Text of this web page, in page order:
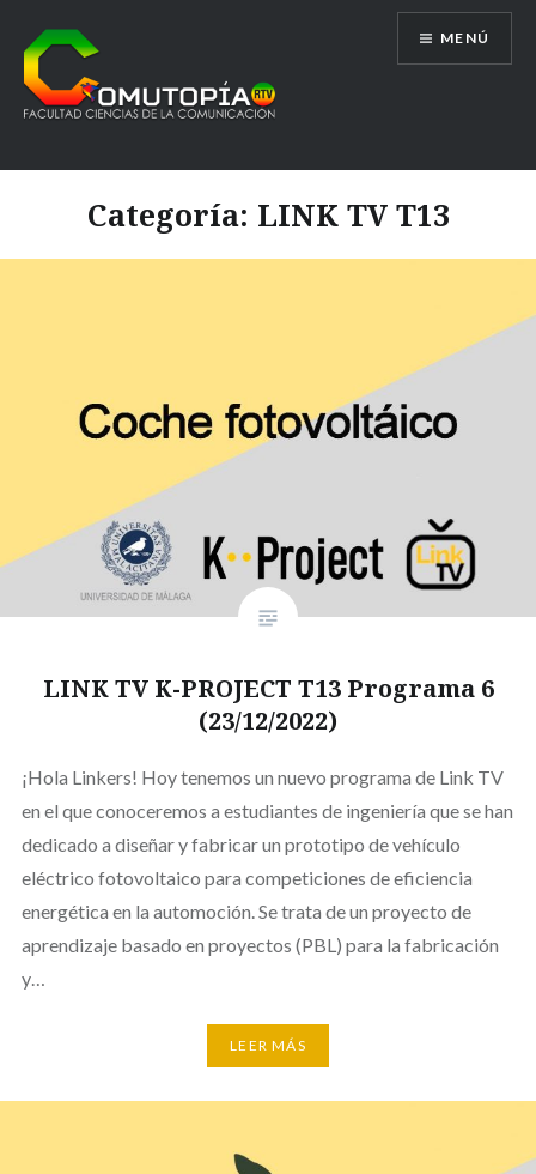
contenido
Comutopía RTV
MENÚ
Categoría: LINK TV T13
LINK TV K-PROJECT T13 Programa 6
(23/12/2022)
¡Hola Linkers! Hoy tenemos un nuevo programa de Link TV
en el que conoceremos a estudiantes de ingeniería que se han
dedicado a diseñar y fabricar un prototipo de vehículo
eléctrico fotovoltaico para competiciones de eficiencia
energética en la automoción. Se trata de un proyecto de
aprendizaje basado en proyectos (PBL) para la fabricación
y…
LEER MÁS